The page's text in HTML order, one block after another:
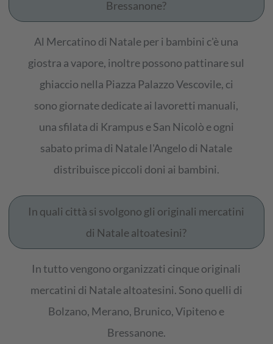
Bressanone?
Al Mercatino di Natale per i bambini c'è una
giostra a vapore, inoltre possono pattinare sul
ghiaccio nella Piazza Palazzo Vescovile, ci
sono giornate dedicate ai lavoretti manuali,
una sfilata di Krampus e San Nicolò e ogni
sabato prima di Natale l'Angelo di Natale
distribuisce piccoli doni ai bambini.
In quali città si svolgono gli originali mercatini
di Natale altoatesini?
In tutto vengono organizzati cinque originali
mercatini di Natale altoatesini. Sono quelli di
Bolzano, Merano, Brunico, Vipiteno e
Bressanone.